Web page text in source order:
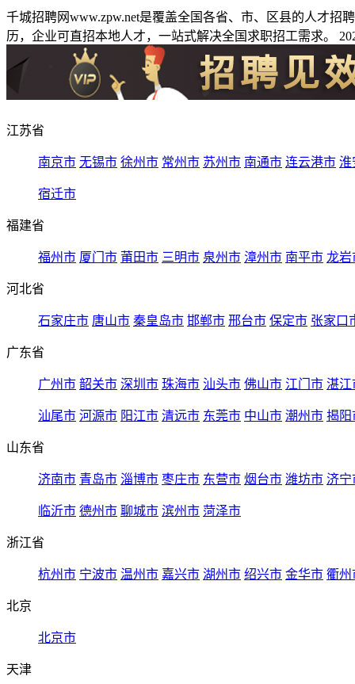
千城招聘网www.zpw.net是覆盖全国各省、市、区县的人才
历，企业可直招本地人才，一站式解决全国求职招工需求。
江苏省
南京市 无锡市 徐州市 常州市 苏州市 南通市 连云港市 淮
宿迁市
福建省
福州市 厦门市 莆田市 三明市 泉州市 漳州市 南平市 龙岩
河北省
石家庄市 唐山市 秦皇岛市 邯郸市 邢台市 保定市 张家口
广东省
广州市 韶关市 深圳市 珠海市 汕头市 佛山市 江门市 湛江
汕尾市 河源市 阳江市 清远市 东莞市 中山市 潮州市 揭阳
山东省
济南市 青岛市 淄博市 枣庄市 东营市 烟台市 潍坊市 济宁
临沂市 德州市 聊城市 滨州市 菏泽市
浙江省
杭州市 宁波市 温州市 嘉兴市 湖州市 绍兴市 金华市 衢州
北京
北京市
天津